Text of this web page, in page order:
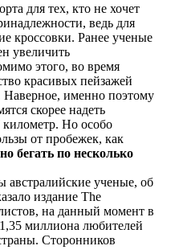
для тех, кто не хочет
ведь для
кроссовки. Ранее ученые
увеличить
этого, во время
красивых пейзажей
Наверное, именно поэтому
скорее надеть
километр. Но особо
от пробежек, как
бегать по несколько
австралийские ученые, об
издание The
на данный момент в
миллиона любителей
Сторонников